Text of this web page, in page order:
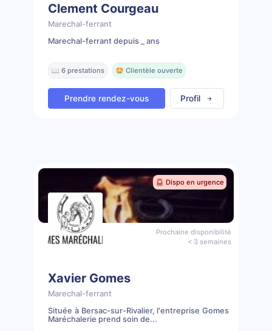
Clement Courgeau
Marechal-ferrant
Marechal-ferrant depuis _ ans
📖 6 prestations 🤩 Clientèle ouverte
Prendre rendez-vous Profil
🚨 Dispo en urgence
Prochaine disponibilité
< 3 semaines
Xavier Gomes
Marechal-ferrant
Située à Bersac-sur-Rivalier, l'entreprise Gomes
Maréchalerie prend soin de...